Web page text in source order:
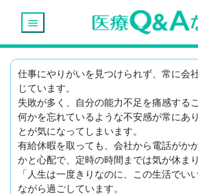
menu
仕事にやりがいを見つけられず、常に会
じています。
失敗が多く、自分の能力不足を痛感する
何かを忘れているような不安感が常にあ
とが気になってしまいます。
有給休暇を取っても、会社から電話がか
かと心配で、定時の時間までは気が休まり
「人生は一度きりなのに、この生活でい
ながら過ごしています。